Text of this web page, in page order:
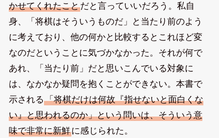
かせてくれたことだと言っていいだろう。私自
身、「将棋はそういうものだ」と当たり前のよう
に考えており、他の何かと比較するとこれほど変
なのだということに気づかなかった。それが何で
あれ、「当たり前」だと思いこんでいる対象に
は、なかなか疑問を抱くことができない。本書で
示される「将棋だけは何故『指せないと面白くな
い』と思われるのか」という問いは、そういう意
味で非常に新鮮に感じられた。